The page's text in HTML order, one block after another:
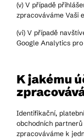
(v) V případě
zpracováváme Vaši
(vi) V případě
Google Analytics
K jakému
Identifikační,
obchodních
zpracováváme k